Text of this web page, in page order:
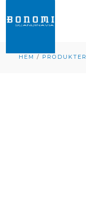
HEM / PRODUKTER